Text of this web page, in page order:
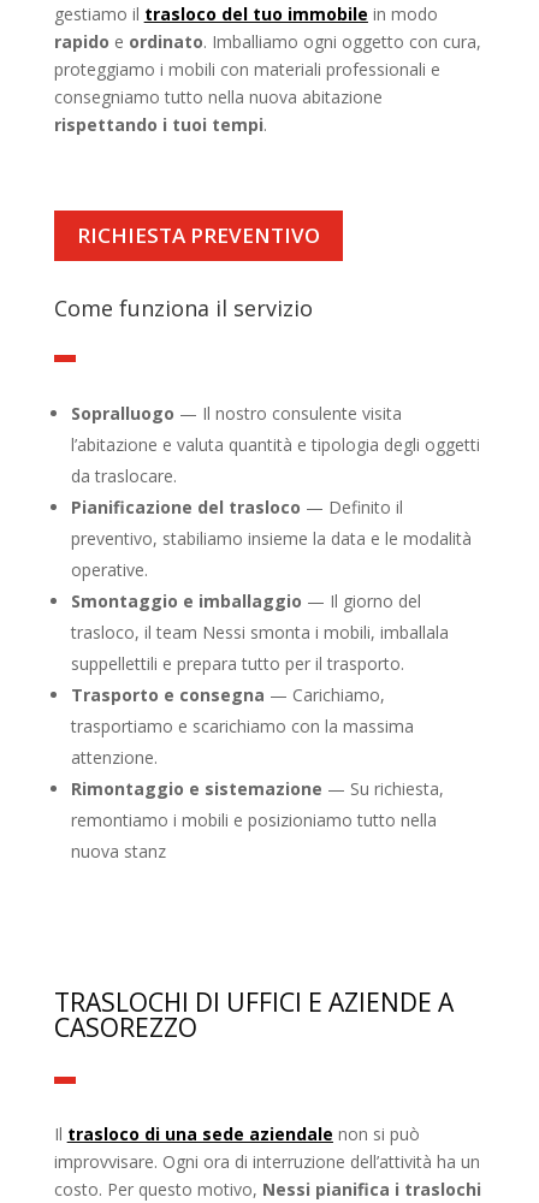
gestiamo il trasloco del tuo immobile in modo
rapido e ordinato. Imballiamo ogni oggetto con cura,
proteggiamo i mobili con materiali professionali e
consegniamo tutto nella nuova abitazione
rispettando i tuoi tempi.
RICHIESTA PREVENTIVO
Come funziona il servizio
Sopralluogo — Il nostro consulente visita
l’abitazione e valuta quantità e tipologia degli oggetti
da traslocare.
Pianificazione del trasloco — Definito il
preventivo, stabiliamo insieme la data e le modalità
operative.
Smontaggio e imballaggio — Il giorno del
trasloco, il team Nessi smonta i mobili, imballala
suppellettili e prepara tutto per il trasporto.
Trasporto e consegna — Carichiamo,
trasportiamo e scarichiamo con la massima
attenzione.
Rimontaggio e sistemazione — Su richiesta,
remontiamo i mobili e posizioniamo tutto nella
nuova stanz
TRASLOCHI DI UFFICI E AZIENDE A
CASOREZZO
Il trasloco di una sede aziendale non si può
improvvisare. Ogni ora di interruzione dell’attività ha un
costo. Per questo motivo, Nessi pianifica i traslochi